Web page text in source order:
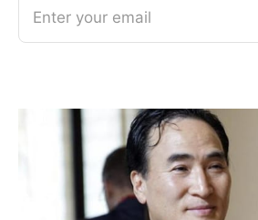
Enter your email